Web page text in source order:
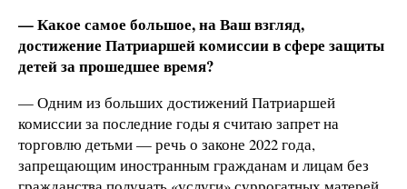
— Какое самое большое, на Ваш взгляд,
достижение Патриаршей комиссии в сфере защиты
детей за прошедшее время?
— Одним из больших достижений Патриаршей
комиссии за последние годы я считаю запрет на
торговлю детьми — речь о законе 2022 года,
запрещающим иностранным гражданам и лицам без